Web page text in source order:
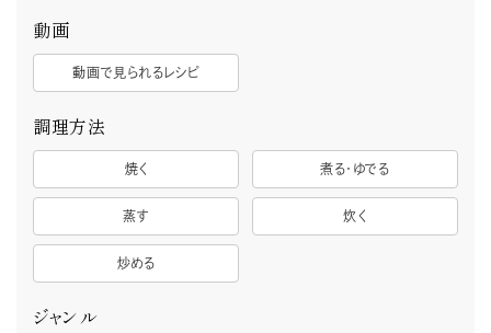
動画
動画で見られるレシピ
調理方法
焼く 煮る・ゆでる
蒸す 炊く
炒める
ジャンル